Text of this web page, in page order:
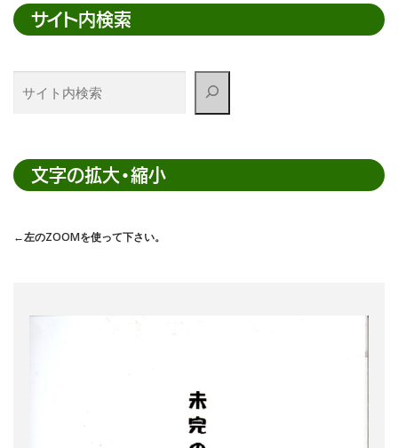
サイト内検索
検
索
文字の拡大・縮小
←左のZOOMを使って下さい。